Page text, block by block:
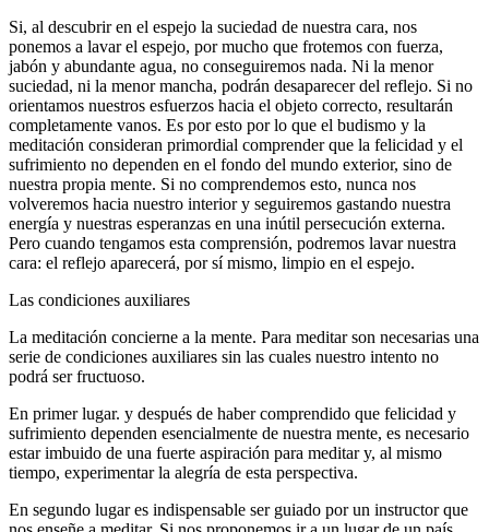
Si, al descubrir en el espejo la suciedad de nuestra cara, nos
ponemos a lavar el espejo, por mucho que frotemos con fuerza,
jabón y abundante agua, no conseguiremos nada. Ni la menor
suciedad, ni la menor mancha, podrán desaparecer del reflejo. Si no
orientamos nuestros esfuerzos hacia el objeto correcto, resultarán
completamente vanos. Es por esto por lo que el budismo y la
meditación consideran primordial comprender que la felicidad y el
sufrimiento no dependen en el fondo del mundo exterior, sino de
nuestra propia mente. Si no comprendemos esto, nunca nos
volveremos hacia nuestro interior y seguiremos gastando nuestra
energía y nuestras esperanzas en una inútil persecución externa.
Pero cuando tengamos esta comprensión, podremos lavar nuestra
cara: el reflejo aparecerá, por sí mismo, limpio en el espejo.
Las condiciones auxiliares
La meditación concierne a la mente. Para meditar son necesarias una
serie de condiciones auxiliares sin las cuales nuestro intento no
podrá ser fructuoso.
En primer lugar. y después de haber comprendido que felicidad y
sufrimiento dependen esencialmente de nuestra mente, es necesario
estar imbuido de una fuerte aspiración para meditar y, al mismo
tiempo, experimentar la alegría de esta perspectiva.
En segundo lugar es indispensable ser guiado por un instructor que